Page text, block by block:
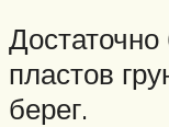
Достаточно
пластов
берег.